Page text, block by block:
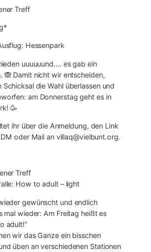
Treff
Hessenpark
uuuuuund…. es gab ein
🙈 Damit nicht wir entscheiden,
Schicksal die Wahl überlassen und
am Donnerstag geht es in
🥳
ihr über die Anmeldung, den Link
oder Mail an villaq@vielbunt.org.
Treff
How to adult – light
gewünscht und endlich
mal wieder: Am Freitag heißt es
adult!“
wir das Ganze ein bisschen
üben an verschiedenen Stationen